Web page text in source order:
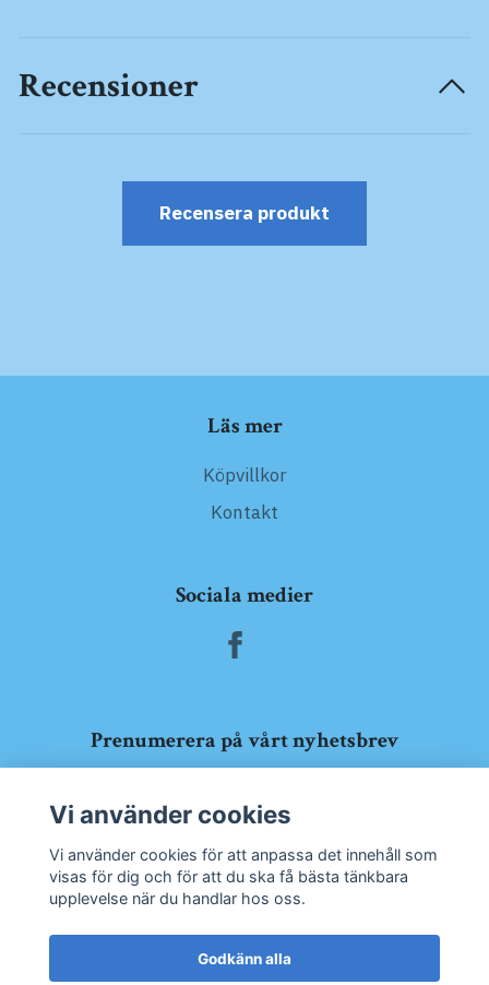
Recensioner
Recensera produkt
Läs mer
Köpvillkor
Kontakt
Sociala medier
Prenumerera på vårt nyhetsbrev
Vi använder cookies
Vi använder cookies för att anpassa det innehåll som
visas för dig och för att du ska få bästa tänkbara
upplevelse när du handlar hos oss.
Godkänn alla